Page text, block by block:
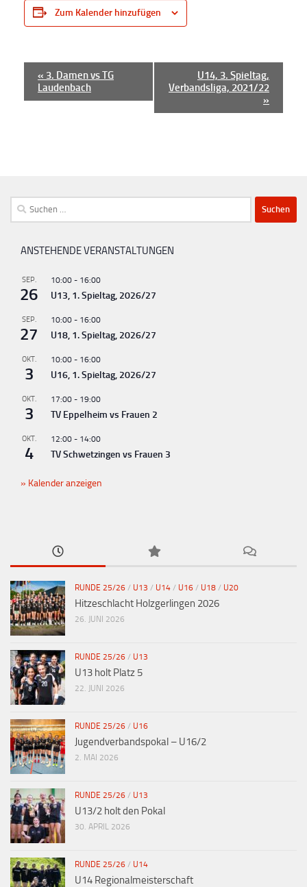
Zum Kalender hinzufügen
a
t
n
-
a
i
a
i
« 3. Damen vs TG
Laudenbach
U14, 3. Spieltag,
Verbandsliga, 2021/22
»
Suchen
nach:
ANSTEHENDE VERANSTALTUNGEN
SEP.
26
10:00 - 16:00
U13, 1. Spieltag, 2026/27
SEP.
27
10:00 - 16:00
U18, 1. Spieltag, 2026/27
OKT.
3
10:00 - 16:00
U16, 1. Spieltag, 2026/27
OKT.
3
17:00 - 19:00
TV Eppelheim vs Frauen 2
OKT.
4
12:00 - 14:00
TV Schwetzingen vs Frauen 3
Kalender anzeigen
RUNDE 25/26 / U13 / U14 / U16 / U18 / U20
Hitzeschlacht Holzgerlingen 2026
26. JUNI 2026
RUNDE 25/26 / U13
U13 holt Platz 5
22. JUNI 2026
RUNDE 25/26 / U16
Jugendverbandspokal – U16/2
2. MAI 2026
RUNDE 25/26 / U13
U13/2 holt den Pokal
30. APRIL 2026
RUNDE 25/26 / U14
U14 Regionalmeisterschaft